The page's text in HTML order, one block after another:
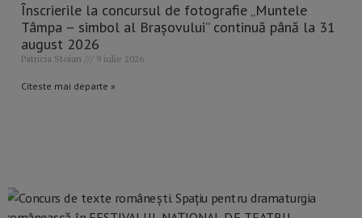
Înscrierile la concursul de fotografie „Muntele
Tâmpa – simbol al Brașovului” continuă până la 31
august 2026
Patricia Stoian 9 iulie 2026
Citeste mai departe »